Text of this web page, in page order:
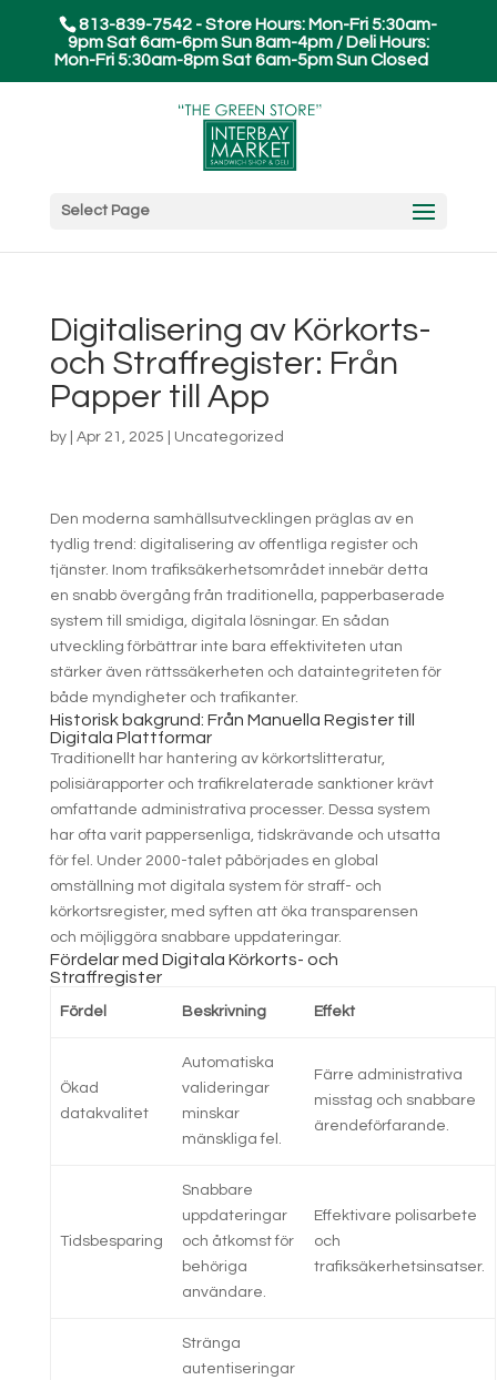
813-839-7542 - Store Hours: Mon-Fri 5:30am-
9pm Sat 6am-6pm Sun 8am-4pm / Deli Hours:
Mon-Fri 5:30am-8pm Sat 6am-5pm Sun Closed
Select Page
Digitalisering av Körkorts-
och Straffregister: Från
Papper till App
by Apr 21, 2025 Uncategorized
Den moderna samhällsutvecklingen präglas av en
tydlig trend: digitalisering av offentliga register och
tjänster. Inom trafiksäkerhetsområdet innebär detta
en snabb övergång från traditionella, papperbaserade
system till smidiga, digitala lösningar. En sådan
utveckling förbättrar inte bara effektiviteten utan
stärker även rättssäkerheten och dataintegriteten för
både myndigheter och trafikanter.
Historisk bakgrund: Från Manuella Register till
Digitala Plattformar
Traditionellt har hantering av körkortslitteratur,
polisiärapporter och trafikrelaterade sanktioner krävt
omfattande administrativa processer. Dessa system
har ofta varit pappersenliga, tidskrävande och utsatta
för fel. Under 2000-talet påbörjades en global
omställning mot digitala system för straff- och
körkortsregister, med syften att öka transparensen
och möjliggöra snabbare uppdateringar.
Fördelar med Digitala Körkorts- och
Straffregister
Fördel Beskrivning Effekt
Ökad
datakvalitet
Automatiska
valideringar
minskar
mänskliga fel.
Färre administrativa
misstag och snabbare
ärendeförfarande.
Tidsbesparing
Snabbare
uppdateringar
och åtkomst för
behöriga
användare.
Effektivare polisarbete
och
trafiksäkerhetsinsatser.
Stränga
autentiseringar